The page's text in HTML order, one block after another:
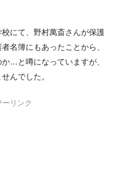
にて、野村萬斎さんが保護
名簿にもあったことから、
…と噂になっていますが、
んでした。
ーリンク